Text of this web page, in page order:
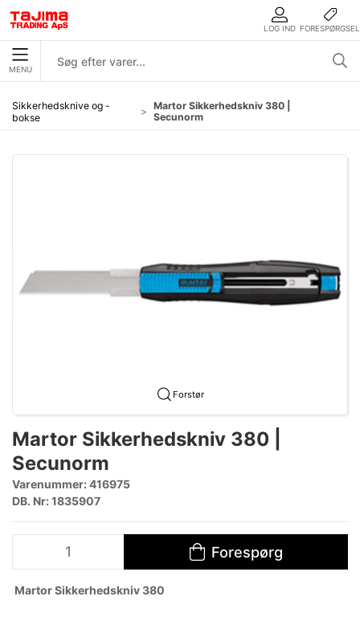
LOG IND FORESPØRGSEL
MENU
Sikkerhedsknive og -
bokse
Martor Sikkerhedskniv 380 |
Secunorm
Forstør
Martor Sikkerhedskniv 380 |
Secunorm
Varenummer:416975
DB. Nr: 1835907
Forespørg
​Martor Sikkerhedskniv 380